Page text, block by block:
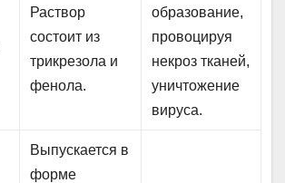
Раствор
состоит из
трикрезола и
фенола.
образование,
провоцируя
некроз тканей,
уничтожение
вируса.
Выпускается в
форме